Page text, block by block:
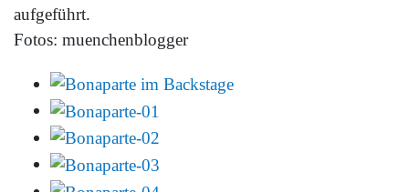
aufgeführt.
Fotos: muenchenblogger